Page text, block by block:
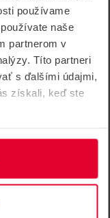
používame
naše
partnerom v
Títo partneri
s ďalšími údajmi,
získali, keď ste
šedá, rozmery